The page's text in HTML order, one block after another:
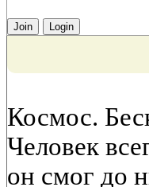
Join Login
Космос.
Человек
он смог до